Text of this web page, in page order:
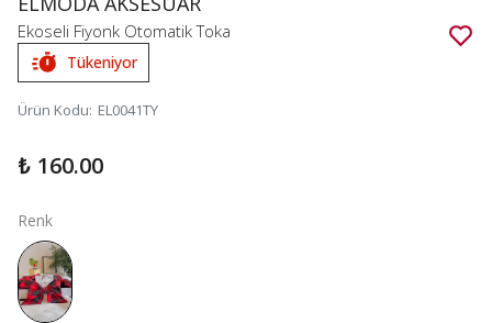
Ekoseli Fiyonk Otomatik Toka
Tükeniyor
Ürün Kodu: EL0041TY
₺ 160.00
Renk